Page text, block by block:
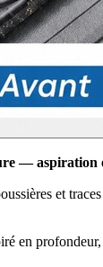
— aspiration
et
en